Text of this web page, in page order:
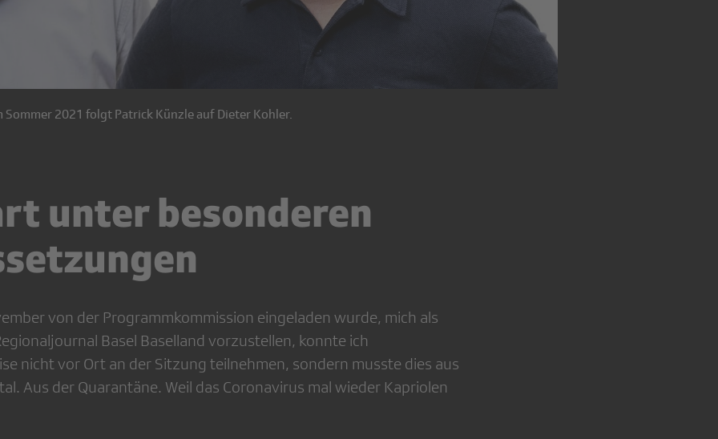
2021 folgt Patrick Künzle auf Dieter Kohler.
unter besonderen
von der Programmkommission eingeladen wurde, mich als
Basel Baselland vorzustellen, konnte ich
nicht vor Ort an der Sitzung teilnehmen, sondern musste dies aus
Aus der Quarantäne. Weil das Coronavirus mal wieder Kapriolen